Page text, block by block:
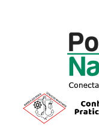
CONECTANDO A